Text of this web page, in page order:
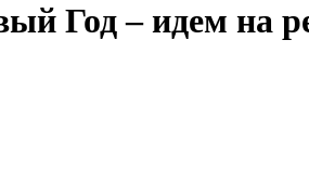
Год – идем на